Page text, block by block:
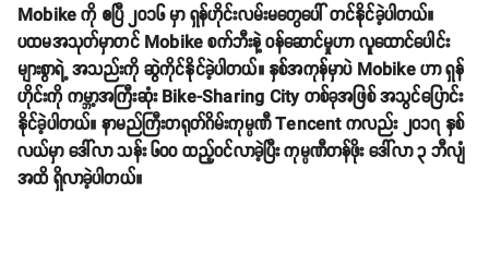
Mobike ကို ဧပြီ ၂၀၁၆ မှာ ရှန်ဟိုင်းလမ်းမတွေပေါ် တင်နိုင်ခဲ့ပါတယ်။
ပထမအသုတ်မှာတင် Mobike စက်ဘီးနဲ့ ဝန်ဆောင်မှုဟာ လူထောင်ပေါင်း
များစွာရဲ့ အသည်းကို ဆွဲကိုင်နိုင်ခဲ့ပါတယ်။ နှစ်အကုန်မှာပဲ Mobike ဟာ ရှန်
ဟိုင်းကို ကမ္ဘာ့အကြီးဆုံး Bike-Sharing City တစ်ခုအဖြစ် အသွင်ပြောင်း
နိုင်ခဲ့ပါတယ်။ နာမည်ကြီးတရုတ်ဂိမ်းကုမ္ပဏီ Tencent ကလည်း ၂၀၁၇ နှစ်
လယ်မှာ ဒေါ်လာ သန်း ၆၀၀ ထည့်ဝင်လာခဲ့ပြီး ကုမ္ပဏီတန်ဖိုး ဒေါ်လာ ၃ ဘီလျံ
အထိ ရှိလာခဲ့ပါတယ်။